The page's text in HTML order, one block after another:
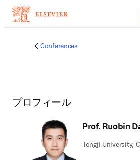
メ
Conferences
プロフィール
Prof. Ruobin
Tongji University,